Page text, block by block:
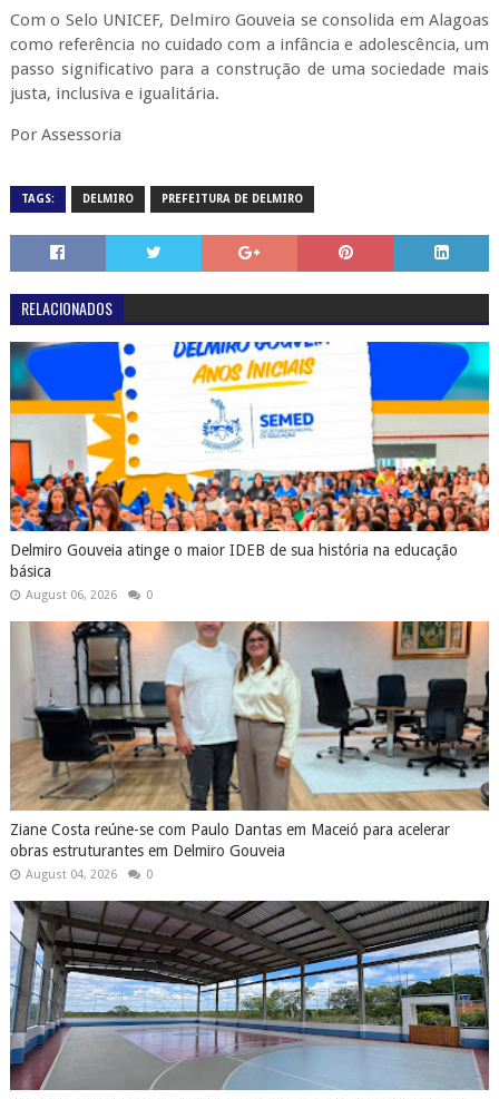
Com o Selo UNICEF, Delmiro Gouveia se consolida em Alagoas
como referência no cuidado com a infância e adolescência, um
passo significativo para a construção de uma sociedade mais
justa, inclusiva e igualitária.
Por Assessoria
TAGS: DELMIRO PREFEITURA DE DELMIRO
RELACIONADOS
Delmiro Gouveia atinge o maior IDEB de sua história na educação
básica
August 06, 2026 0
Ziane Costa reúne-se com Paulo Dantas em Maceió para acelerar
obras estruturantes em Delmiro Gouveia
August 04, 2026 0